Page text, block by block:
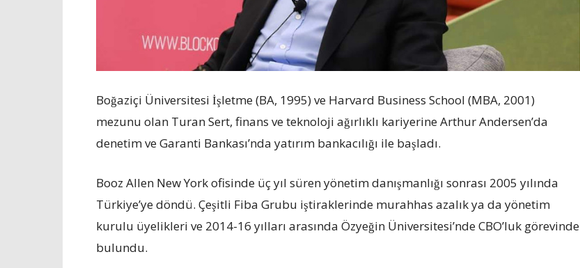
Boğaziçi Üniversitesi İşletme (BA, 1995) ve Harvard Business School (MBA, 2001)
mezunu olan Turan Sert, finans ve teknoloji ağırlıklı kariyerine Arthur Andersen’da
denetim ve Garanti Bankası’nda yatırım bankacılığı ile başladı.
Booz Allen New York ofisinde üç yıl süren yönetim danışmanlığı sonrası 2005 yılında
Türkiye’ye döndü. Çeşitli Fiba Grubu iştiraklerinde murahhas azalık ya da yönetim
kurulu üyelikleri ve 2014-16 yılları arasında Özyeğin Üniversitesi’nde CBO’luk görevinde
bulundu.